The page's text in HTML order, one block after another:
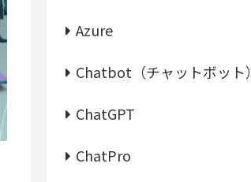
Azure
Chatbot（チャットボット）
ChatGPT
ChatPro